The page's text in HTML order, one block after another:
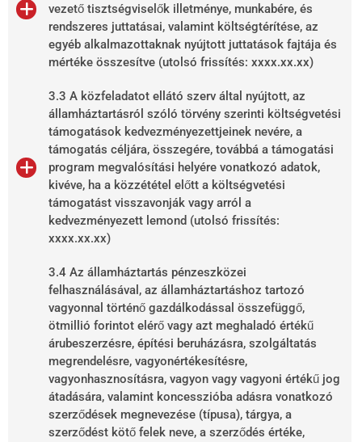
vezető tisztségviselők illetménye, munkabére, és
rendszeres juttatásai, valamint költségtérítése, az
egyéb alkalmazottaknak nyújtott juttatások fajtája és
mértéke összesítve (utolsó frissítés: xxxx.xx.xx)
3.3 A közfeladatot ellátó szerv által nyújtott, az
államháztartásról szóló törvény szerinti költségvetési
támogatások kedvezményezettjeinek nevére, a
támogatás céljára, összegére, továbbá a támogatási
program megvalósítási helyére vonatkozó adatok,
kivéve, ha a közzététel előtt a költségvetési
támogatást visszavonják vagy arról a
kedvezményezett lemond (utolsó frissítés:
xxxx.xx.xx)
3.4 Az államháztartás pénzeszközei
felhasználásával, az államháztartáshoz tartozó
vagyonnal történő gazdálkodással összefüggő,
ötmillió forintot elérő vagy azt meghaladó értékű
árubeszerzésre, építési beruházásra, szolgáltatás
megrendelésre, vagyonértékesítésre,
vagyonhasznosításra, vagyon vagy vagyoni értékű jog
átadására, valamint koncesszióba adásra vonatkozó
szerződések megnevezése (típusa), tárgya, a
szerződést kötő felek neve, a szerződés értéke,